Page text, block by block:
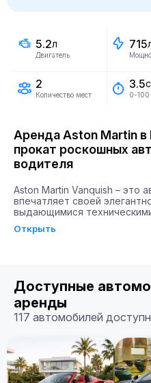
5.2л
Двигатель
715
2
Количество мест
3.5с
0-100
Аренда Aston Martin в
прокат роскошных
водителя
Aston Martin Vanquish – это
впечатляет своей
выдающимися
715 л.с., что позволяет ему
ультрасовременной
сделает ваше путешествие
незабываемым.
Billion Rent предлагает
класса по всей Европе. Мы
сервис, удобство аренды,
вам и точное
Открыть
Доступные
аренды
117 автомобилей